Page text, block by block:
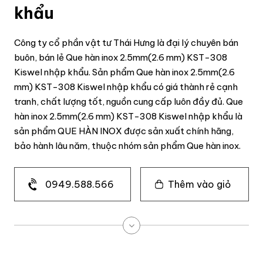
khẩu
Công ty cổ phần vật tư Thái Hưng là đại lý chuyên bán
buôn, bán lẻ Que hàn inox 2.5mm(2.6 mm) KST-308
Kiswel nhập khẩu. Sản phẩm Que hàn inox 2.5mm(2.6
mm) KST-308 Kiswel nhập khẩu có giá thành rẻ cạnh
tranh, chất lượng tốt, nguồn cung cấp luôn đầy đủ. Que
hàn inox 2.5mm(2.6 mm) KST-308 Kiswel nhập khẩu là
sản phẩm QUE HÀN INOX được sản xuất chính hãng,
bảo hành lâu năm, thuộc nhóm sản phẩm Que hàn inox.
0949.588.566 Thêm vào giỏ